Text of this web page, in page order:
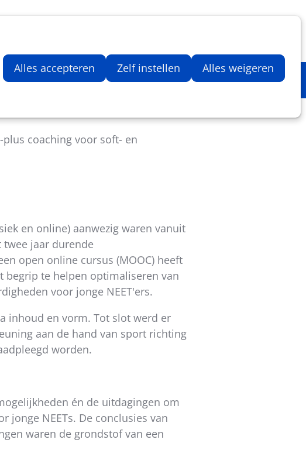
Alles accepteren Zelf instellen Alles weigeren
Aantal artikelen in
plus coaching voor soft- en
en online) aanwezig waren vanuit
jaar durende
open online cursus (MOOC) heeft
begrip te helpen optimaliseren van
voor jonge NEET'ers.
inhoud en vorm. Tot slot werd er
aan de hand van sport richting
worden.
én de uitdagingen om
jonge NEETs. De conclusies van
waren de grondstof van een